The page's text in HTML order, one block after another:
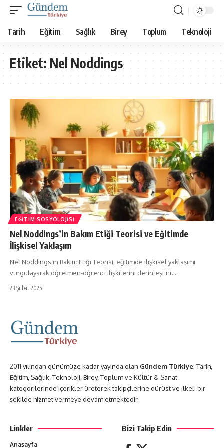
Tarih Eğitim Sağlık Birey Toplum Teknoloji
Etiket:Nel Noddings
EĞITIM SOSYOLOJISI
Nel Noddings’in Bakım Etiği Teorisi ve Eğitimde
İlişkisel Yaklaşım
Nel Noddings'in Bakım Etiği Teorisi, eğitimde ilişkisel yaklaşımı
vurgulayarak öğretmen-öğrenci ilişkilerini derinleştirir.…
23 Şubat 2025
2011 yılından günümüze kadar yayında olan Gündem Türkiye; Tarih,
Eğitim, Sağlık, Teknoloji, Birey, Toplum ve Kültür & Sanat
kategorilerinde içerikler üreterek takipçilerine dürüst ve ilkeli bir
şekilde hizmet vermeye devam etmektedir.
Linkler
Anasayfa
Bizi Takip Edin